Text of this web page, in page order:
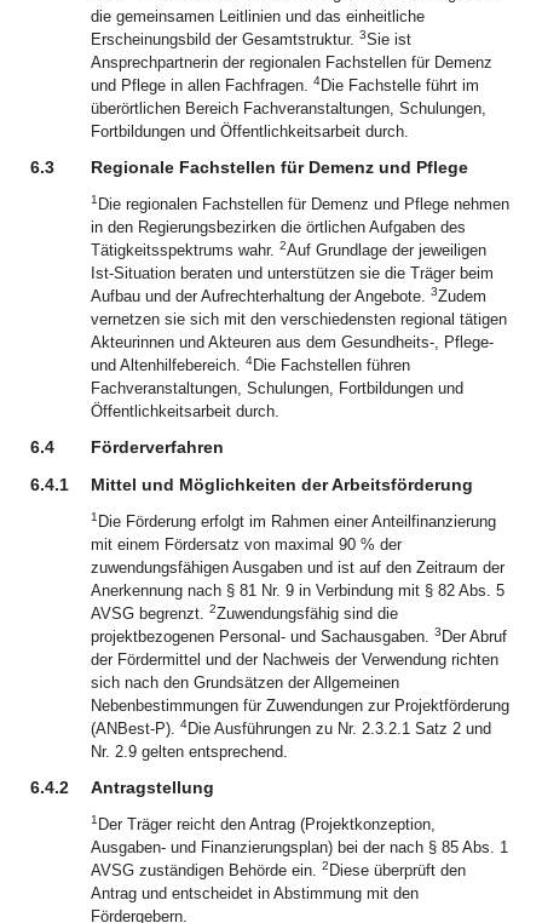
die gemeinsamen Leitlinien und das einheitliche
Erscheinungsbild der Gesamtstruktur. 3Sie ist
Ansprechpartnerin der regionalen Fachstellen für Demenz
und Pflege in allen Fachfragen. 4Die Fachstelle führt im
überörtlichen Bereich Fachveranstaltungen, Schulungen,
Fortbildungen und Öffentlichkeitsarbeit durch.
6.3 Regionale Fachstellen für Demenz und Pflege
1 Die regionalen Fachstellen für Demenz und Pflege nehmen
in den Regierungsbezirken die örtlichen Aufgaben des
Tätigkeitsspektrums wahr. 2Auf Grundlage der jeweiligen
Ist‑Situation beraten und unterstützen sie die Träger beim
Aufbau und der Aufrechterhaltung der Angebote. 3Zudem
vernetzen sie sich mit den verschiedensten regional tätigen
Akteurinnen und Akteuren aus dem Gesundheits-, Pflege-
und Altenhilfebereich. 4Die Fachstellen führen
Fachveranstaltungen, Schulungen, Fortbildungen und
Öffentlichkeitsarbeit durch.
6.4
Förderverfahren
6.4.1
Mittel und Möglichkeiten der Arbeitsförderung
1 Die Förderung erfolgt im Rahmen einer Anteilfinanzierung
mit einem Fördersatz von maximal 90 % der
zuwendungsfähigen Ausgaben und ist auf den Zeitraum der
Anerkennung nach § 81 Nr. 9 in Verbindung mit § 82 Abs. 5
AVSG begrenzt. 2Zuwendungsfähig sind die
projektbezogenen Personal- und Sachausgaben. 3 Der Abruf
der Fördermittel und der Nachweis der Verwendung richten
sich nach den Grundsätzen der Allgemeinen
Nebenbestimmungen für Zuwendungen zur Projektförderung
(ANBest‑P). 4Die Ausführungen zu Nr. 2.3.2.1 Satz 2 und
Nr. 2.9 gelten entsprechend.
6.4.2 Antragstellung
1 Der Träger reicht den Antrag (Projektkonzeption,
Ausgaben- und Finanzierungsplan) bei der nach § 85 Abs. 1
AVSG zuständigen Behörde ein. 2 Diese überprüft den
Antrag und entscheidet in Abstimmung mit den
Fördergebern.